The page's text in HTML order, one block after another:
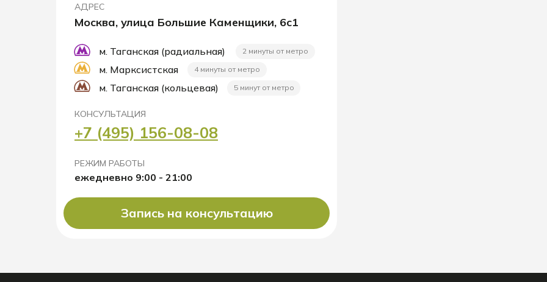
АДРЕС
Москва, улица Большие Каменщики, 6с1
КОНСУЛЬТАЦИЯ
РЕЖИМ РАБОТЫ
ежедневно 9:00 - 21:00
+7 (495) 156-08-08
Запись на консультацию
2 минуты от метро
м. Таганская (радиальная)
4 минуты от метро
5 минут от метро
м. Марксистская
м. Таганская (кольцевая)